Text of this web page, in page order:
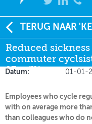
NIEUWS
BIJEENKOMSTEN
KENNISBANK
OVER
TERUG NAAR
Reduced
commuter
27 million euros
Soort:
Author:
Ingrid
Uitgever:
TNO
Datum:
01-01-
Employees who cycle
with on average more
than colleagues who do